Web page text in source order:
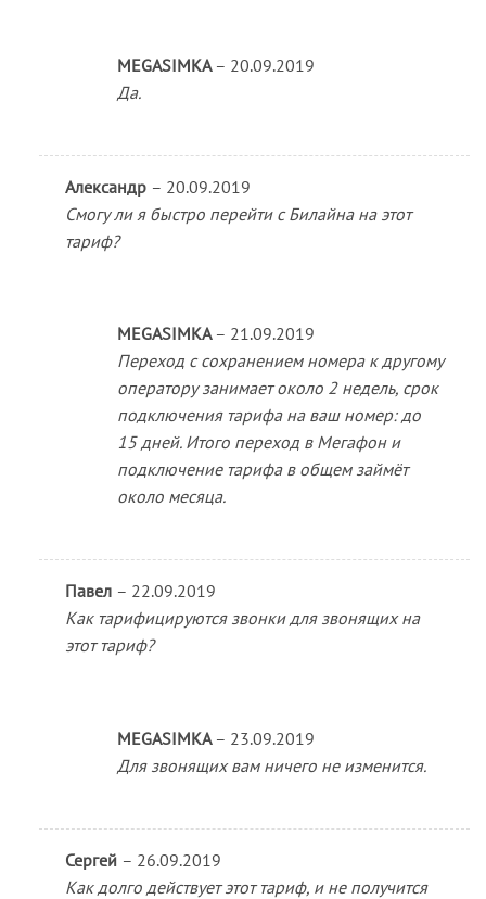
MEGASIMKA – 20.09.2019
Да.
Александр – 20.09.2019
Смогу ли я быстро перейти с Билайна на этот
тариф?
MEGASIMKA – 21.09.2019
Переход с сохранением номера к другому
оператору занимает около 2 недель, срок
подключения тарифа на ваш номер: до
15 дней. Итого переход в Мегафон и
подключение тарифа в общем займёт
около месяца.
Павел – 22.09.2019
Как тарифицируются звонки для звонящих на
этот тариф?
MEGASIMKA – 23.09.2019
Для звонящих вам ничего не изменится.
Сергей – 26.09.2019
Как долго действует этот тариф, и не получится